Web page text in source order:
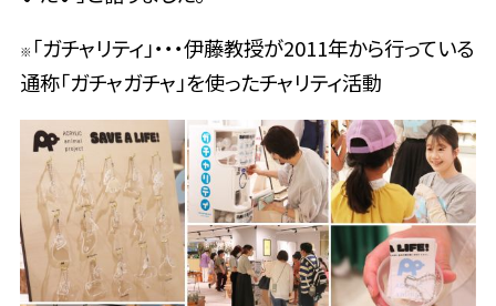
※ 「ガチャリティ」・・・伊藤教授が2011年から行っている
通称「ガチャガチャ」を使ったチャリティ活動